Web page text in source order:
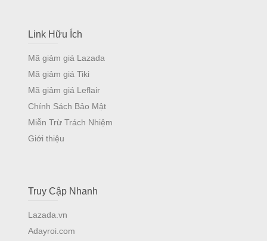
Link Hữu Ích
Mã giảm giá Lazada
Mã giảm giá Tiki
Mã giảm giá Leflair
Chính Sách Bảo Mật
Miễn Trừ Trách Nhiệm
Giới thiệu
Truy Cập Nhanh
Lazada.vn
Adayroi.com